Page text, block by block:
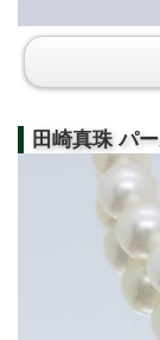
田崎真珠 パ